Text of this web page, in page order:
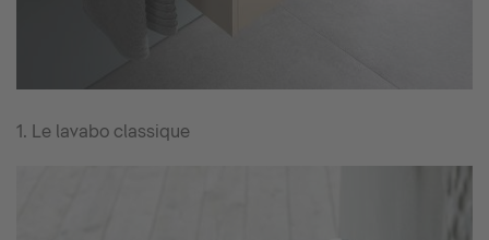
1. Le lavabo classique